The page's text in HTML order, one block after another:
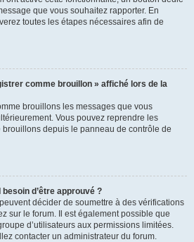
que vous souhaitez rapporter. En
toutes les étapes nécessaires afin de
comme brouillon » affiché lors de la
brouillons les messages que vous
Vous pouvez reprendre les
depuis le panneau de contrôle de
d’être approuvé ?
décider de soumettre à des vérifications
sur le forum. Il est également possible que
d’utilisateurs aux permissions limitées.
contacter un administrateur du forum.